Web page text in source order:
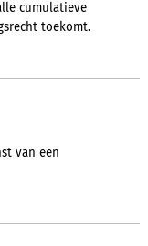
cumulatieve
toekomt.
van een